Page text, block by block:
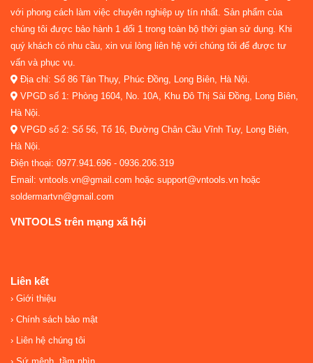
với phong cách làm việc chuyên nghiệp uy tín nhất. Sản phẩm của
chúng tôi được bảo hành 1 đổi 1 trong toàn bộ thời gian sử dụng. Khi
quý khách có nhu cầu, xin vui lòng liên hệ với chúng tôi để được tư
vấn và phục vụ.
Địa chỉ: Số 86 Tân Thụy, Phúc Đồng, Long Biên, Hà Nội.
VPGD số 1: Phòng 1604, No. 10A, Khu Đô Thị Sài Đồng, Long Biên,
Hà Nội.
VPGD số 2: Số 56, Tổ 16, Đường Chân Cầu Vĩnh Tuy, Long Biên,
Hà Nội.
Điện thoại: 0977.941.696 - 0936.206.319
Email: vntools.vn@gmail.com hoặc support@vntools.vn hoặc
soldermartvn@gmail.com
VNTOOLS trên mạng xã hội
Liên kết
Giới thiệu
Chính sách bảo mật
Liên hệ chúng tôi